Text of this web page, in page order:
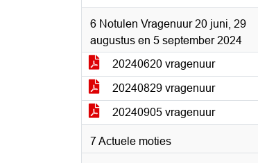
6 Notulen Vragenuur 20 juni, 29
augustus en 5 september 2024
20240620 vragenuur
20240829 vragenuur
20240905 vragenuur
7 Actuele moties